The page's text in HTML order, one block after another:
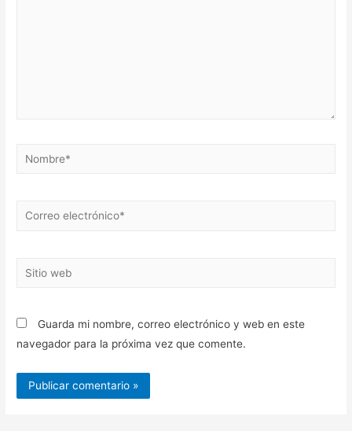
Nombre*
Correo
Sitio
Guarda mi nombre, correo electrónico y web en este
navegador para la próxima vez que comente.